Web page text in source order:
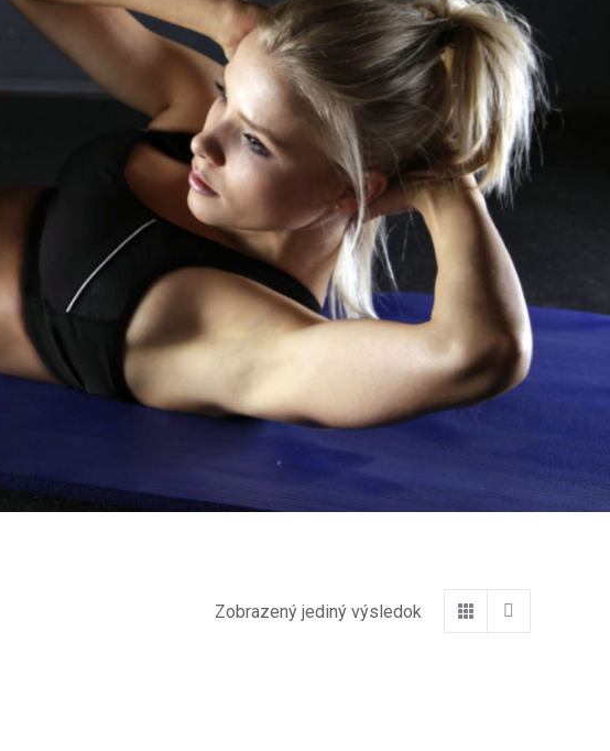
Zobrazený jediný výsledok